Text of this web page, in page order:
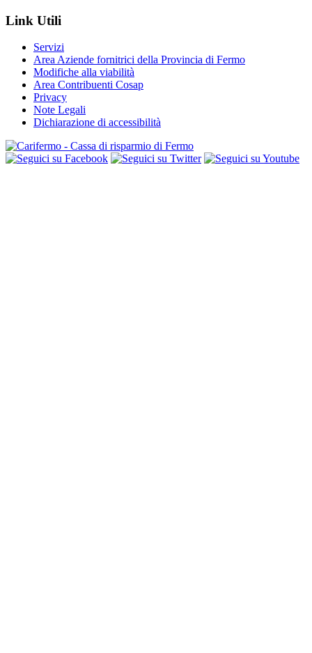
Link Utili
Servizi
Area Aziende fornitrici della Provincia di Fermo
Modifiche alla viabilità
Area Contribuenti Cosap
Privacy
Note Legali
Dichiarazione di accessibilità